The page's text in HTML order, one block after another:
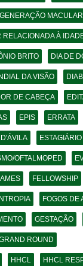
MACULAR
À
BRITO DIA DE
DA VISÃO
DE CABEÇA
EPIS ERRATA
ESTAGIÁRIO
OFTALMOPED
FELLOWSHIP
FOGOS DE
GESTAÇÃO
ROUND
HHCL HHCL